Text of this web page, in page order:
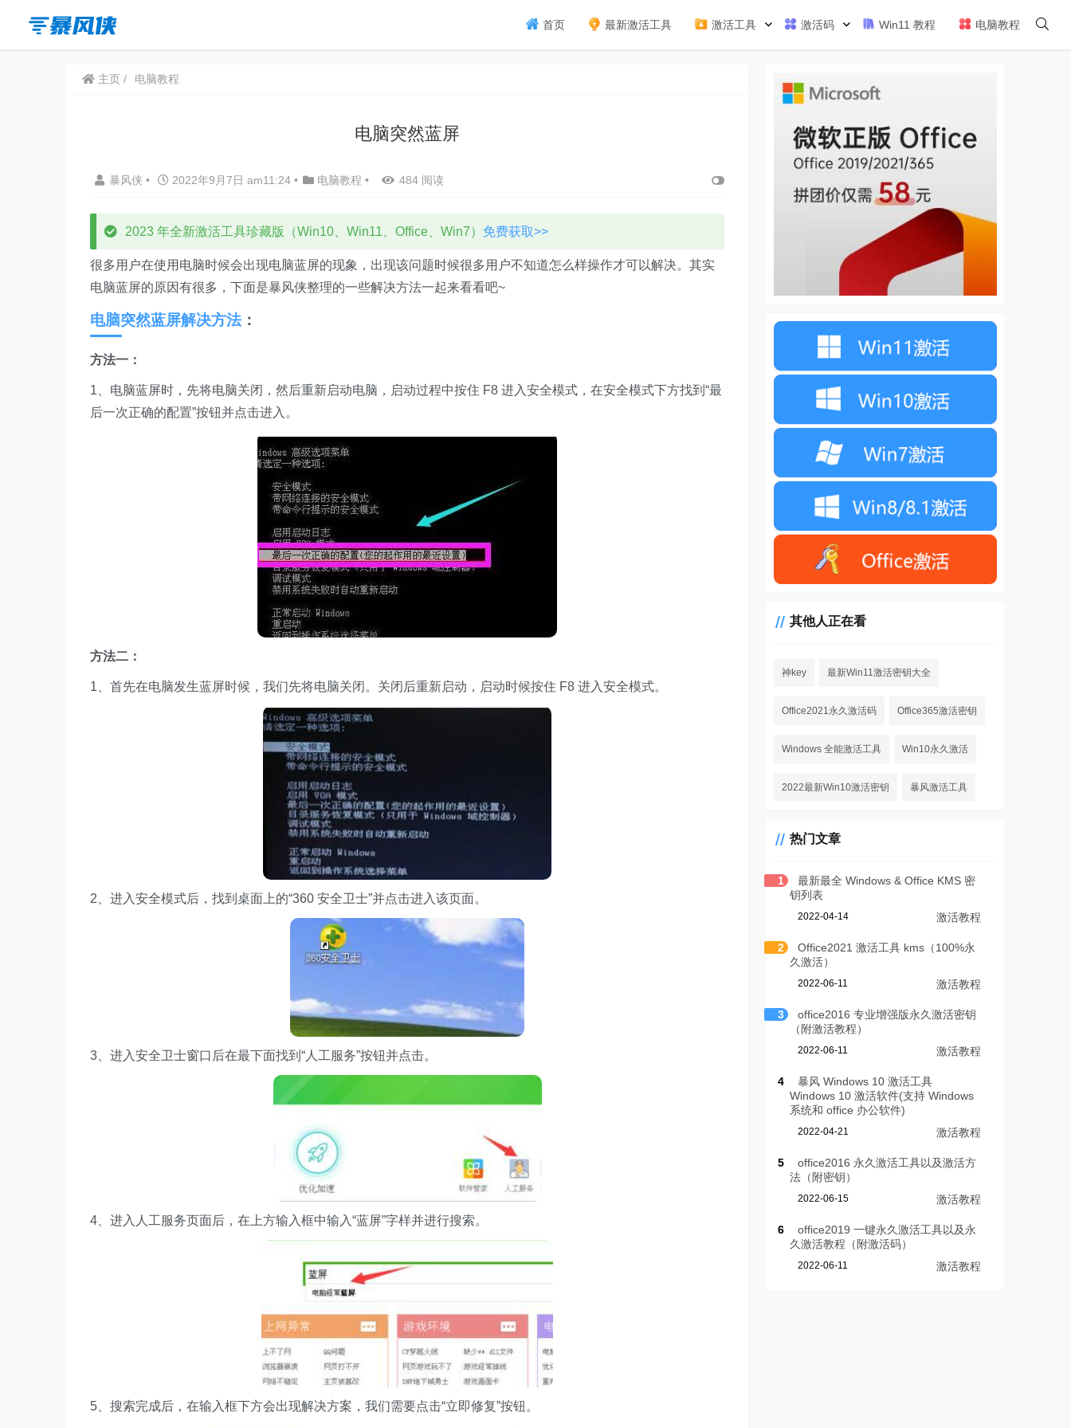
首页 最新激活工具 激活工具 激活码 Win11 教程 电脑教程
主页 电脑教程
电脑突然蓝屏
暴风侠 • 2022年9月7日 am11:24 • 电脑教程 • 484 阅读
2023 年全新激活工具珍藏版（Win10、Win11、Office、Win7） 免费获取>>
很多用户在使用电脑时候会出现电脑蓝屏的现象，出现该问题时候很多用户不知道怎么样操作才可以解决。其实
电脑蓝屏的原因有很多，下面是暴风侠整理的一些解决方法一起来看看吧~
电脑突然蓝屏解决方法 ：
方法一：
1、电脑蓝屏时，先将电脑关闭，然后重新启动电脑，启动过程中按住 F8 进入安全模式，在安全模式下方找到“最
后一次正确的配置”按钮并点击进入。
方法二：
1、首先在电脑发生蓝屏时候，我们先将电脑关闭。关闭后重新启动，启动时候按住 F8 进入安全模式。
2、进入安全模式后，找到桌面上的“360 安全卫士”并点击进入该页面。
3、进入安全卫士窗口后在最下面找到“人工服务”按钮并点击。
4、进入人工服务页面后，在上方输入框中输入“蓝屏”字样并进行搜索。
5、搜索完成后，在输入框下方会出现解决方案，我们需要点击“立即修复”按钮。
其他人正在看
神key 最新Win11激活密钥大全
Office2021永久激活码 Office365激活密钥
Windows 全能激活工具 Win10永久激活
2022最新Win10激活密钥 暴风激活工具
热门文章
1
最新最全 Windows & Office KMS 密
钥列表
2022-04-14 激活教程
2
Office2021 激活工具 kms（100%永
久激活）
2022-06-11 激活教程
3
office2016 专业增强版永久激活密钥
（附激活教程）
2022-06-11 激活教程
4
暴风 Windows 10 激活工具
Windows 10 激活软件(支持 Windows
系统和 office 办公软件)
2022-04-21 激活教程
5
office2016 永久激活工具以及激活方
法（附密钥）
2022-06-15 激活教程
6
office2019 一键永久激活工具以及永
久激活教程（附激活码）
2022-06-11 激活教程